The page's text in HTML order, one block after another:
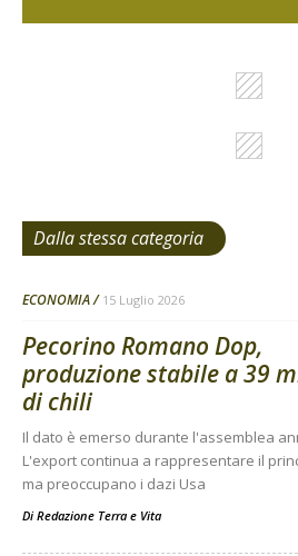
Dalla stessa categoria
ECONOMIA 15 Luglio 2026
Pecorino Romano Dop,
produzione stabile a 39
di chili
Il dato è emerso durante l'assemblea
L'export continua a rappresentare il
ma preoccupano i dazi Usa
Di Redazione Terra e Vita